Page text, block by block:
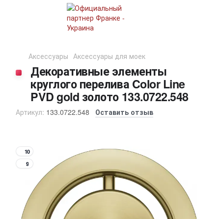
Аксессуары Аксессуары для моек
Декоративные элементы
круглого перелива Color Line
PVD gold золото 133.0722.548
Артикул: 133.0722.548 Оставить отзыв
10
9